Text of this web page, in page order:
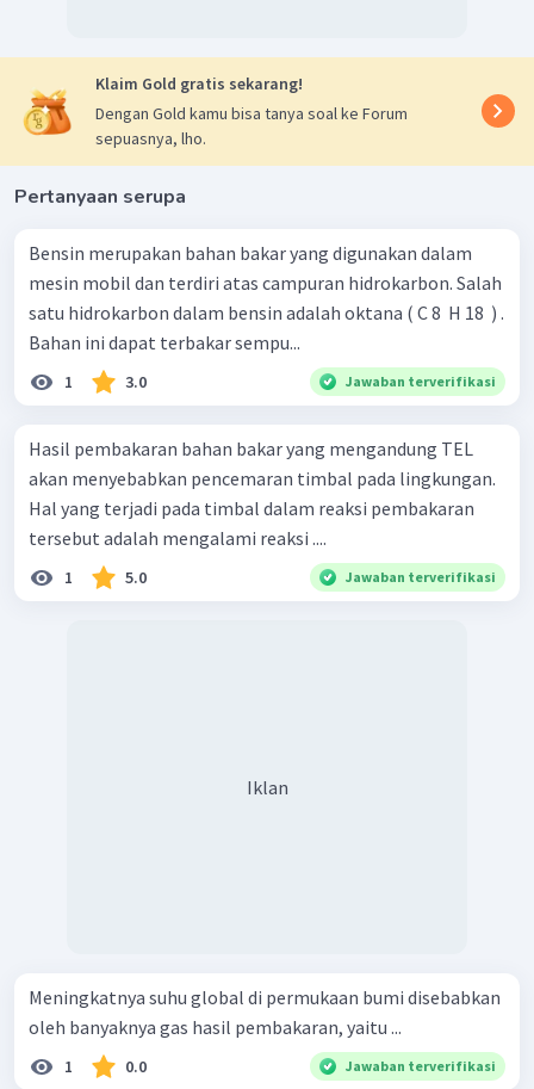
Klaim Gold gratis sekarang!
Dengan Gold kamu bisa tanya soal ke Forum
sepuasnya, lho.
Pertanyaan serupa
Bensin merupakan bahan bakar yang digunakan dalam
mesin mobil dan terdiri atas campuran hidrokarbon. Salah
satu hidrokarbon dalam bensin adalah oktana ( C 8 ​ H 18 ​ ) .
Bahan ini dapat terbakar sempu...
1 3.0 Jawaban terverifikasi
Hasil pembakaran bahan bakar yang mengandung TEL
akan menyebabkan pencemaran timbal pada lingkungan.
Hal yang terjadi pada timbal dalam reaksi pembakaran
tersebut adalah mengalami reaksi ....
1 5.0 Jawaban terverifikasi
Iklan
Meningkatnya suhu global di permukaan bumi disebabkan
oleh banyaknya gas hasil pembakaran, yaitu ...
1 0.0 Jawaban terverifikasi